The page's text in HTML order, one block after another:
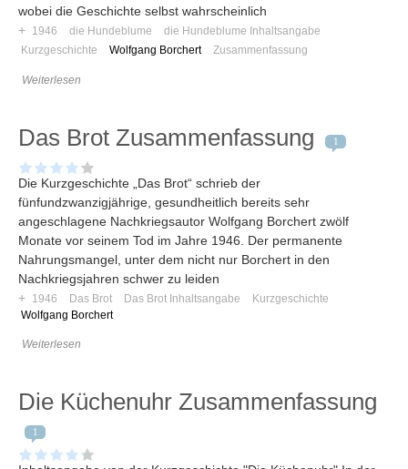
wobei die Geschichte selbst wahrscheinlich
+ 1946 die Hundeblume
die Hundeblume Inhaltsangabe
Kurzgeschichte
Wolfgang Borchert Zusammenfassung
Weiterlesen
Das Brot Zusammenfassung 1
Die Kurzgeschichte „Das Brot“ schrieb der
fünfundzwanzigjährige, gesundheitlich bereits sehr
angeschlagene Nachkriegsautor Wolfgang Borchert zwölf
Monate vor seinem Tod im Jahre 1946. Der permanente
Nahrungsmangel, unter dem nicht nur Borchert in den
Nachkriegsjahren schwer zu leiden
+ 1946 Das Brot Das Brot Inhaltsangabe
Kurzgeschichte
Wolfgang Borchert
Weiterlesen
Die Küchenuhr Zusammenfassung
1